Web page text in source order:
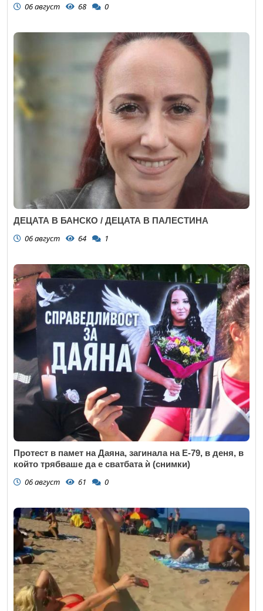
06 август 68 0
ДЕЦАТА В БАНСКО / ДЕЦАТА В ПАЛЕСТИНА
06 август 64 1
Протест в памет на Даяна, загинала на Е-79, в деня, в
който трябваше да е сватбата ѝ (снимки)
06 август 61 0